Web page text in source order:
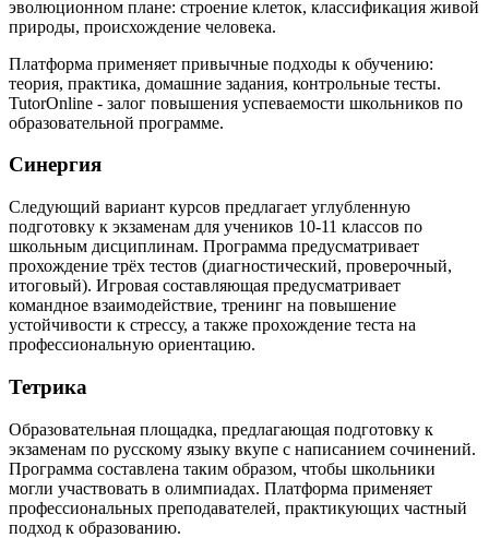
эволюционном плане: строение клеток, классификация живой
природы, происхождение человека.
Платформа применяет привычные подходы к обучению:
теория, практика, домашние задания, контрольные тесты.
TutorOnline - залог повышения успеваемости школьников по
образовательной программе.
Синергия
Следующий вариант курсов предлагает углубленную
подготовку к экзаменам для учеников 10-11 классов по
школьным дисциплинам. Программа предусматривает
прохождение трёх тестов (диагностический, проверочный,
итоговый). Игровая составляющая предусматривает
командное взаимодействие, тренинг на повышение
устойчивости к стрессу, а также прохождение теста на
профессиональную ориентацию.
Тетрика
Образовательная площадка, предлагающая подготовку к
экзаменам по русскому языку вкупе с написанием сочинений.
Программа составлена таким образом, чтобы школьники
могли участвовать в олимпиадах. Платформа применяет
профессиональных преподавателей, практикующих частный
подход к образованию.